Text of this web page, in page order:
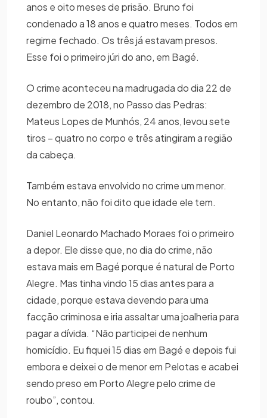
anos e oito meses de prisão. Bruno foi
condenado a 18 anos e quatro meses. Todos em
regime fechado. Os três já estavam presos.
Esse foi o primeiro júri do ano, em Bagé.
O crime aconteceu na madrugada do dia 22 de
dezembro de 2018, no Passo das Pedras:
Mateus Lopes de Munhós, 24 anos, levou sete
tiros – quatro no corpo e três atingiram a região
da cabeça.
Também estava envolvido no crime um menor.
No entanto, não foi dito que idade ele tem.
Daniel Leonardo Machado Moraes foi o primeiro
a depor. Ele disse que, no dia do crime, não
estava mais em Bagé porque é natural de Porto
Alegre. Mas tinha vindo 15 dias antes para a
cidade, porque estava devendo para uma
facção criminosa e iria assaltar uma joalheria para
pagar a dívida. “Não participei de nenhum
homicídio. Eu fiquei 15 dias em Bagé e depois fui
embora e deixei o de menor em Pelotas e acabei
sendo preso em Porto Alegre pelo crime de
roubo”, contou.